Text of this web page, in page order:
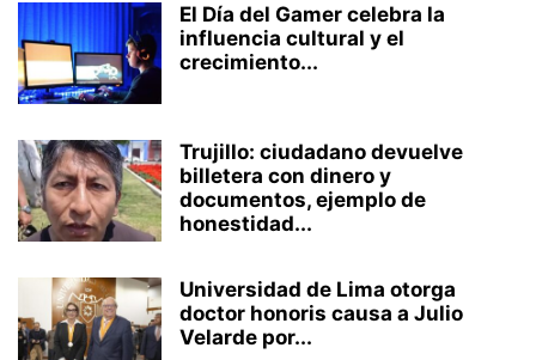
El Día del Gamer celebra la
influencia cultural y el
crecimiento...
Trujillo: ciudadano devuelve
billetera con dinero y
documentos, ejemplo de
honestidad...
Universidad de Lima otorga
doctor honoris causa a Julio
Velarde por...